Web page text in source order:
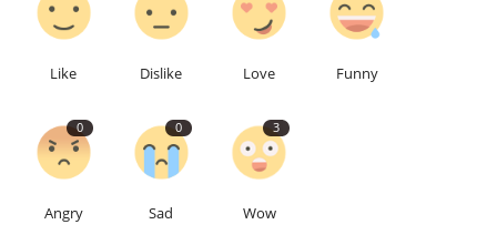
Like Dislike Love Funny
0
Angry
0
Sad
3
Wow